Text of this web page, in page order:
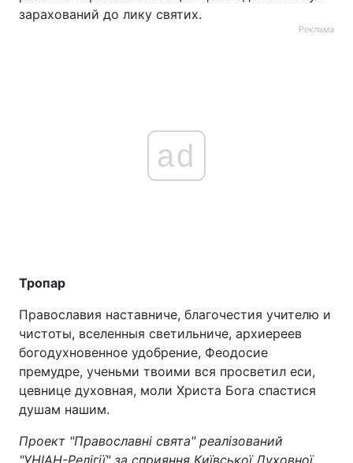
зарахований до лику святих.
Реклама
ad
Тропар
Православия наставниче, благочестия учителю и
чистоты, вселенныя светильниче, архиереев
богодухновенное удобрение, Феодосие
премудре, ученьми твоими вся просветил еси,
цевнице духовная, моли Христа Бога спастися
душам нашим.
Проект "Православні свята" реалізований
"УНІАН-Релігії" за сприяння Київської Духовної